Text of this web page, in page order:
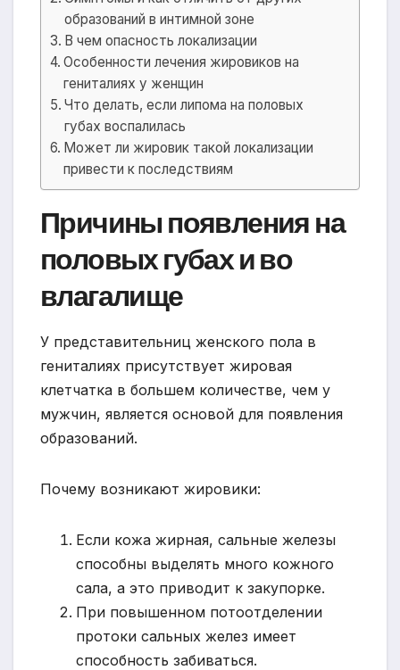
образований в интимной зоне
В чем опасность локализации
Особенности лечения жировиков на
гениталиях у женщин
Что делать, если липома на половых
губах воспалилась
Может ли жировик такой локализации
привести к последствиям
Причины появления на
половых губах и во
влагалище
У представительниц женского пола в
гениталиях присутствует жировая
клетчатка в большем количестве, чем у
мужчин, является основой для появления
образований.
Почему возникают жировики:
Если кожа жирная, сальные железы
способны выделять много кожного
сала, а это приводит к закупорке.
При повышенном потоотделении
протоки сальных желез имеет
способность забиваться.